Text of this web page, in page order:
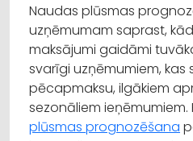
Naudas plūsmas
uzņēmumam saprast,
maksājumi gaidāmi
svarīgi uzņēmumiem, kas
pēcapmaksu, ilgākiem
sezonāliem ieņēmumiem.
plūsmas prognozēšana